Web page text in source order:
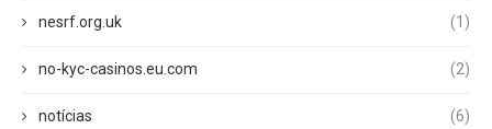
nesrf.org.uk (1)
no-kyc-casinos.eu.com (2)
notícias (6)